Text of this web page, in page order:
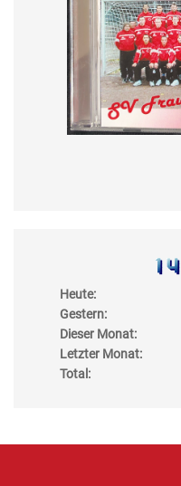
Heute:
Gestern:
Dieser Monat:
Letzter Monat:
Total: